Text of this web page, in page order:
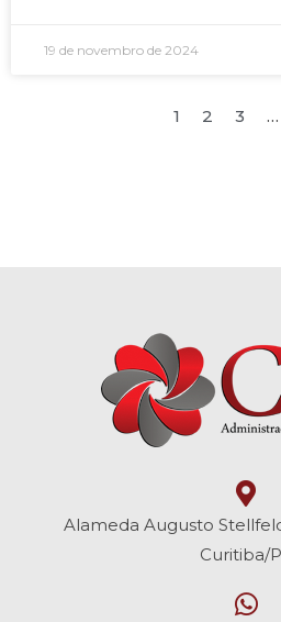
19 de novembro de 2024
1 2 3 …
Alameda Augusto
Curitiba/